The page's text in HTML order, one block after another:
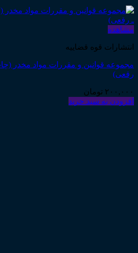
مشاهده
انتشارات قوه قضاییه
مجموعه قوانین و مقررات مواد مخدر
رقعی)
۲۰۰,۰۰۰ تومان
افزودن به سبد خرید